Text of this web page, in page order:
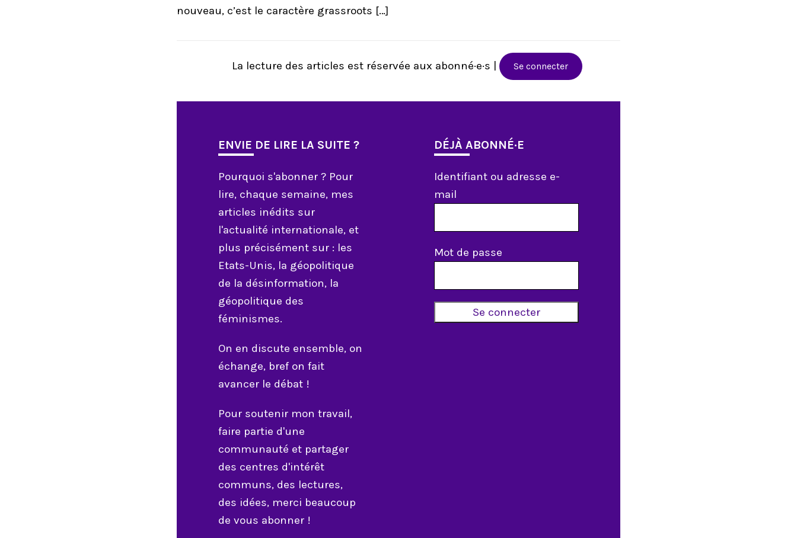
nouveau, c’est le caractère grassroots […]
La lecture des articles est réservée aux abonné·e·s | Se connecter
ENVIE DE LIRE LA SUITE ?
Pourquoi s'abonner ? Pour
lire, chaque semaine, mes
articles inédits sur
l'actualité internationale, et
plus précisément sur : les
Etats-Unis, la géopolitique
de la désinformation, la
géopolitique des
féminismes.
On en discute ensemble, on
échange, bref on fait
avancer le débat !
Pour soutenir mon travail,
faire partie d'une
communauté et partager
des centres d'intérêt
communs, des lectures,
des idées, merci beaucoup
de vous abonner !
DÉJÀ ABONNÉ·E
Identifiant ou adresse e-
mail
Mot de passe